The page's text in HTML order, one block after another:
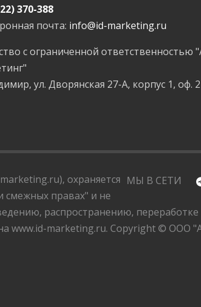
370-388
почта: info@id-marketing.ru
с ограниченной ответственностью
ул. Дворянская 27-А, корпус 1, оф.
МЫ В СЕТИ
охраняется
смежных правах" и не
распространению, переработке
www.id-marketing.ru. Copyright © ООО